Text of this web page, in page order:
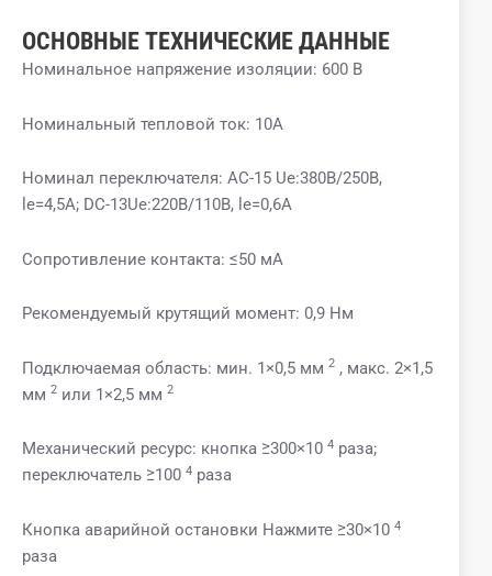
ОСНОВНЫЕ ТЕХНИЧЕСКИЕ ДАННЫЕ
Номинальное напряжение изоляции: 600 В
Номинальный тепловой ток: 10А
Номинал переключателя: AC-15 Ue:380В/250В,
le=4,5A; DC-13Ue:220В/110В, le=0,6A
Сопротивление контакта: ≤50 мА
Рекомендуемый крутящий момент: 0,9 Нм
Подключаемая область: мин. 1×0,5 мм 2 , макс. 2×1,5
мм 2 или 1×2,5 мм 2
Механический ресурс: кнопка ≥300×10 4 раза;
переключатель ≥100 4 раза
Кнопка аварийной остановки Нажмите ≥30×10 4
раза